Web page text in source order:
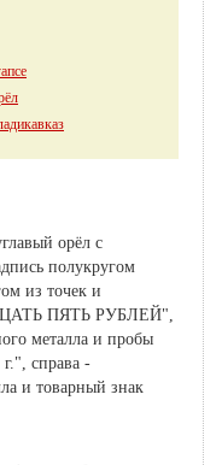
орёл с
полукругом
из точек и
ПЯТЬ РУБЛЕЙ",
металла и пробы
справа -
и товарный знак